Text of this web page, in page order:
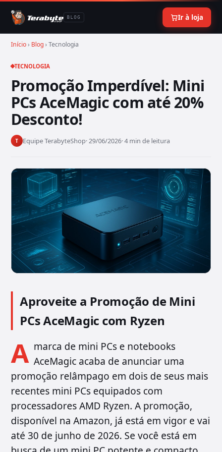
BLOG Ir à loja
Início› Blog› Tecnologia
TECNOLOGIA
Promoção Imperdível: Mini
PCs AceMagic com até 20%
Desconto!
T Equipe TerabyteShop· 29/06/2026· 4 min de leitura
Aproveite a Promoção de Mini
PCs AceMagic com Ryzen
A marca de mini PCs e notebooks
AceMagic acaba de anunciar uma
promoção relâmpago em dois de seus mais
recentes mini PCs equipados com
processadores AMD Ryzen. A promoção,
disponível na Amazon, já está em vigor e vai
até 30 de junho de 2026. Se você está em